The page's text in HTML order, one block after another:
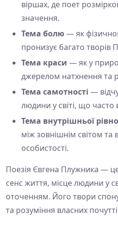
віршах, де поет
значення.
Тема болю— як
пронизує багато творів
Тема краси — як у
джерелом натхнення та
Тема самотності —
людини у світі, що часто
Тема внутрішньої
між зовнішнім світом та
особистості.
Поезія Євгена Плужника —
сенс життя, місце людини у
оточенням. Його твори
та розуміння власних